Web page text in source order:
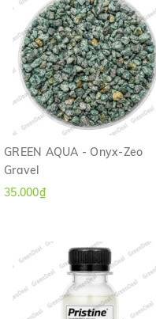
GREEN AQUA - Onyx-Zeo
Gravel
35.000₫